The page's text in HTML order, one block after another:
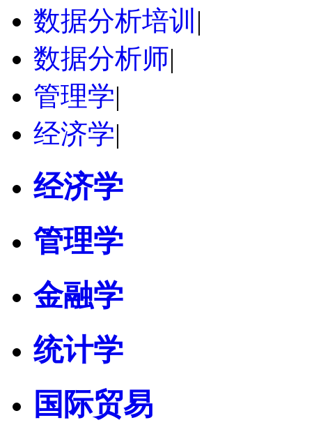
数据分析培训 |
数据分析师|
管理学|
经济学|
经济学
管理学
金融学
统计学
国际贸易